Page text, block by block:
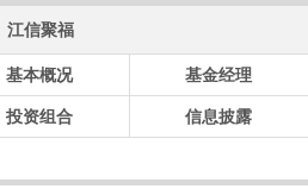
江信聚福
基本概况 基金经理
投资组合 信息披露